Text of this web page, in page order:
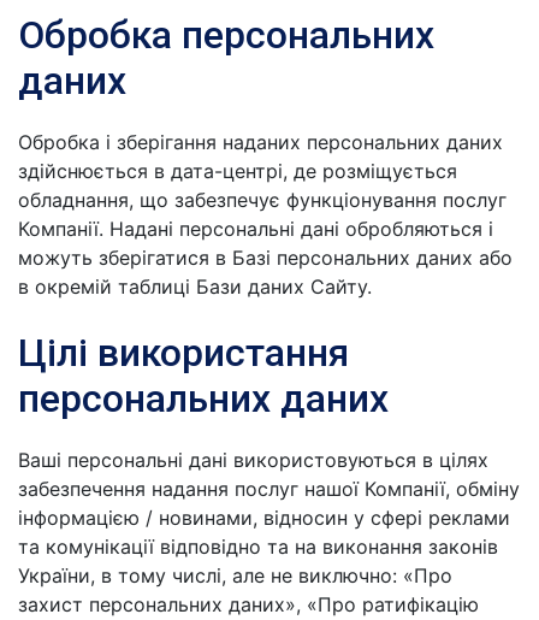
Обробка персональних
даних
Обробка і зберігання наданих персональних даних
здійснюється в дата-центрі, де розміщується
обладнання, що забезпечує функціонування послуг
Компанії. Надані персональні дані обробляються і
можуть зберігатися в Базі персональних даних або
в окремій таблиці Бази даних Сайту.
Цілі використання
персональних даних
Ваші персональні дані використовуються в цілях
забезпечення надання послуг нашої Компанії, обміну
інформацією / новинами, відносин у сфері реклами
та комунікації відповідно та на виконання законів
України, в тому числі, але не виключно: «Про
захист персональних даних», «Про ратифікацію